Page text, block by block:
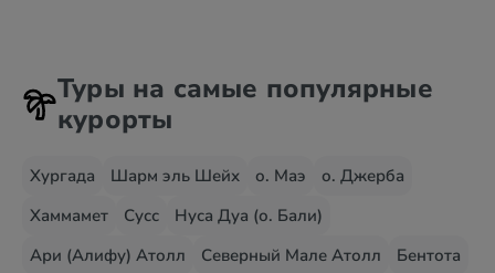
Туры на самые популярные
курорты
Хургада Шарм эль Шейх о. Маэ
о. Джерба
Хаммамет
Сусс
Нуса Дуа (о. Бали)
Ари (Алифу) Атолл
Северный Мале Атолл
Бентота